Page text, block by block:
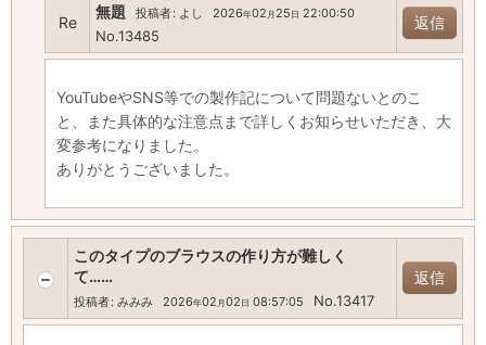
Re
無題 投稿者: よし 2026年02 月25 日 22:00:50
No.13485
返信
YouTubeやSNS等での製作記について問題ないとのこ
と、また具体的な注意点まで詳しくお知らせいただき、大
変参考になりました。
ありがとうございました。
このタイプのブラウスの作り方が難しく
て……
投稿者: みみみ 2026年02 月02 日 08:57:05 No.13417
返信